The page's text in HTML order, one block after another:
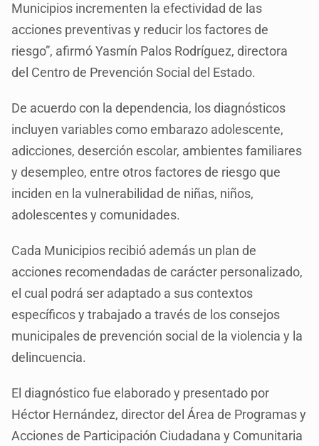
Municipios incrementen la efectividad de las
acciones preventivas y reducir los factores de
riesgo”, afirmó Yasmín Palos Rodríguez, directora
del Centro de Prevención Social del Estado.
De acuerdo con la dependencia, los diagnósticos
incluyen variables como embarazo adolescente,
adicciones, deserción escolar, ambientes familiares
y desempleo, entre otros factores de riesgo que
inciden en la vulnerabilidad de niñas, niños,
adolescentes y comunidades.
Cada Municipios recibió además un plan de
acciones recomendadas de carácter personalizado,
el cual podrá ser adaptado a sus contextos
específicos y trabajado a través de los consejos
municipales de prevención social de la violencia y la
delincuencia.
El diagnóstico fue elaborado y presentado por
Héctor Hernández, director del Área de Programas y
Acciones de Participación Ciudadana y Comunitaria